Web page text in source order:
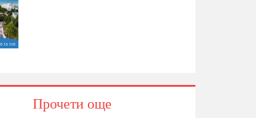
Прочети още